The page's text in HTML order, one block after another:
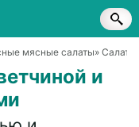
мясные салаты» Салат
и